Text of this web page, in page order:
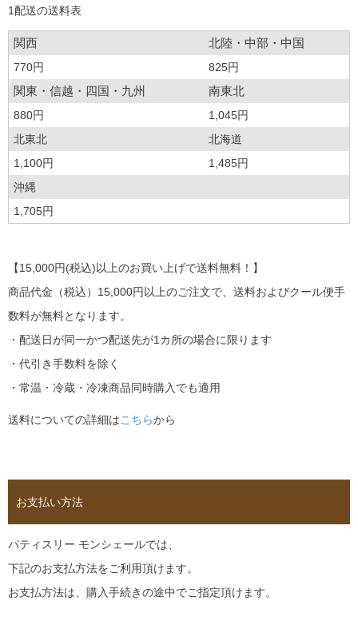
1配送の送料表
関西 北陸・中部・中国
770円 825円
関東・信越・四国・九州 南東北
880円
1,045円
北東北
北海道
1,100円
1,485円
沖縄
1,705円
【15,000円(税込)以上のお買い上げで送料無料！】
商品代金（税込）15,000円以上のご注文で、送料およびクール便手
数料が無料となります。
・配送日が同一かつ配送先が1カ所の場合に限ります
・代引き手数料を除く
・常温・冷蔵・冷凍商品同時購入でも適用
送料についての詳細はこちらから
お支払い方法
パティスリー モンシェールでは、
下記のお支払方法をご利用頂けます。
お支払方法は、購入手続きの途中でご指定頂けます。